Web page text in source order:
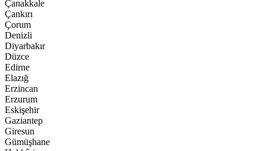
Çanakkale
Çankırı
Çorum
Denizli
Diyarbakır
Düzce
Edirne
Elazığ
Erzincan
Erzurum
Eskişehir
Gaziantep
Giresun
Gümüşhane